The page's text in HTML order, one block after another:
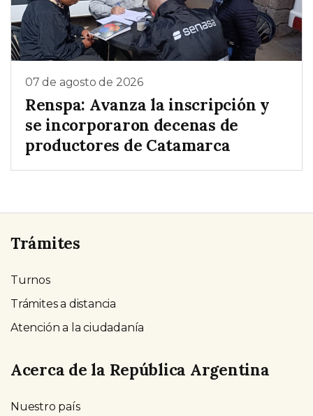
07 de agosto de 2026
Renspa: Avanza la inscripción y
se incorporaron decenas de
productores de Catamarca
Trámites
Turnos
Trámites a distancia
Atención a la ciudadanía
Acerca de la República Argentina
Nuestro país